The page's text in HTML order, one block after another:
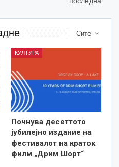
Сите
КУЛТУРА
Почнува десеттото
јубилејно издание на
фестивалот на краток
филм „Дрим Шорт“